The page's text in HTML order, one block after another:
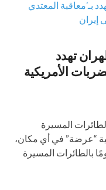
تهدد
الأمريكية
بالطائرات المسيرة
“عرضة” في أي مكان،
بالطائرات المسيرة